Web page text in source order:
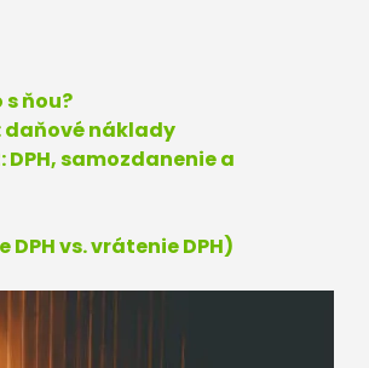
ňou?
daňové náklady
samozdanenie a
vs. vrátenie DPH)